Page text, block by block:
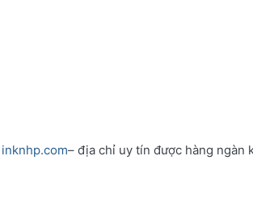
inknhp.com– địa chỉ uy tín được hàng ngàn